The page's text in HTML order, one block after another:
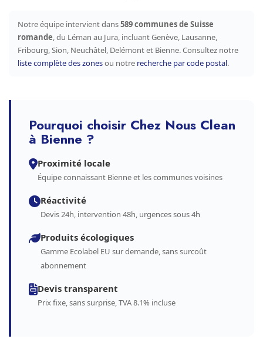
Notre équipe intervient dans589 communes de Suisse
romande, du Léman au Jura, incluant Genève, Lausanne,
Fribourg, Sion, Neuchâtel, Delémont et Bienne. Consultez notre
liste complète des zonesou notre recherche par code postal.
Pourquoi choisir Chez Nous Clean
à Bienne ?
Proximité locale
Équipe connaissant Bienne et les communes voisines
Réactivité
Devis 24h, intervention 48h, urgences sous 4h
Produits écologiques
Gamme Ecolabel EU sur demande, sans surcoût
abonnement
Devis transparent
Prix fixe, sans surprise, TVA 8.1% incluse